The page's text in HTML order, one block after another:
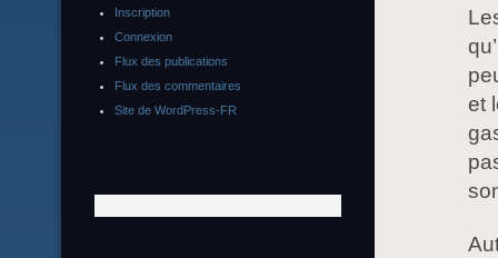
et
Inscription
Connexion
Flux des publications
Flux des commentaires
Site de WordPress-FR